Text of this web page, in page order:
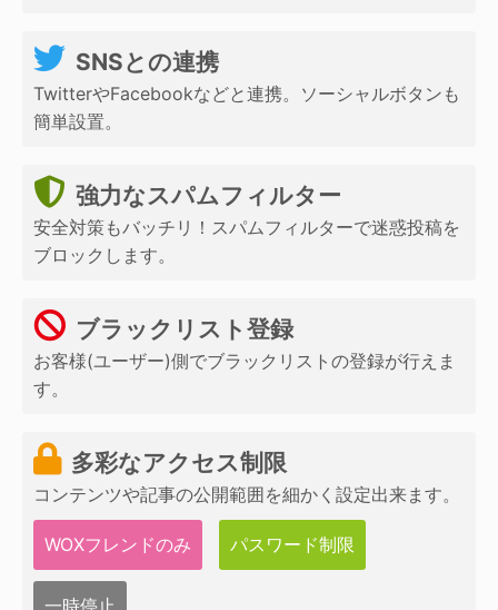
SNSとの連携
TwitterやFacebookなどと連携。ソーシャルボタンも
簡単設置。
強力なスパムフィルター
安全対策もバッチリ！スパムフィルターで迷惑投稿を
ブロックします。
ブラックリスト登録
お客様(ユーザー)側でブラックリストの登録が行えま
す。
多彩なアクセス制限
コンテンツや記事の公開範囲を細かく設定出来ます。
WOXフレンドのみ パスワード制限
一時停止